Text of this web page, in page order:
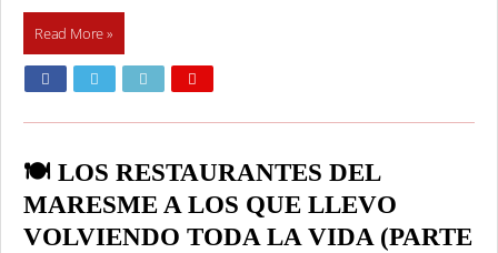
Read More »
🍽️ LOS RESTAURANTES DEL
MARESME A LOS QUE LLEVO
VOLVIENDO TODA LA VIDA (PARTE